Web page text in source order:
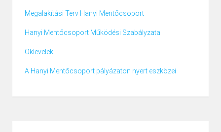
Megalakítási Terv Hanyi Mentőcsoport
Hanyi Mentőcsoport Működési Szabályzata
Oklevelek
A Hanyi Mentőcsoport pályázaton nyert eszközei